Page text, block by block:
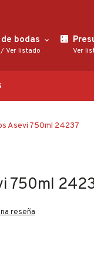
bodas
/Ver listado Ver
Asevi 750ml 24237
750ml
reseña